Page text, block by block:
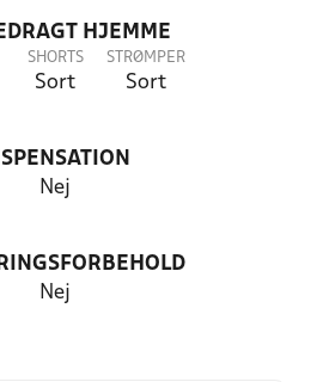
HJEMME
SHORTS
Sort
STRØMPER
Sort
Nej
Nej